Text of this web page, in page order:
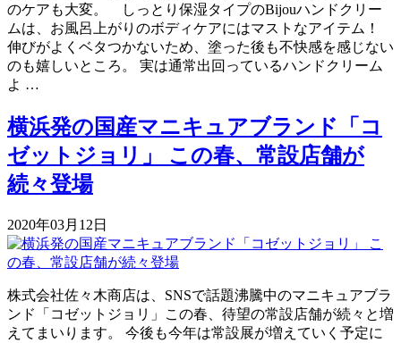
のケアも大変。 しっとり保湿タイプのBijouハンドクリー
ムは、お風呂上がりのボディケアにはマストなアイテム！
伸びがよくベタつかないため、塗った後も不快感を感じない
のも嬉しいところ。 実は通常出回っているハンドクリーム
よ …
横浜発の国産マニキュアブランド「コ
ゼットジョリ」 この春、常設店舗が
続々登場
2020年03月12日
株式会社佐々木商店は、SNSで話題沸騰中のマニキュアブラ
ンド「コゼットジョリ」この春、待望の常設店舗が続々と増
えてまいります。 今後も今年は常設展が増えていく予定に